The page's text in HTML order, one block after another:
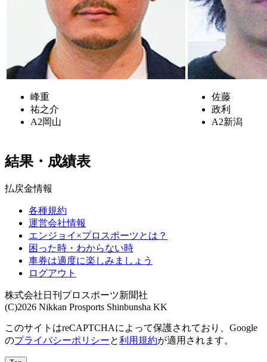
峰重
祐之介
A2岡山
佐藤
政利
A2新潟
結果・成績表
払戻金情報
各種規約
運営会社情報
エンジョイ×プロスポーツとは？
困った時・わからない時
車券は適度に楽しみましょう
ログアウト
株式会社日刊プロスポーツ新聞社
(C)2026 Nikkan Prosports Shinbunsha KK
このサイトはreCAPTCHAによって保護されており、Google
のプライバシーポリシーと利用規約が適用されます。